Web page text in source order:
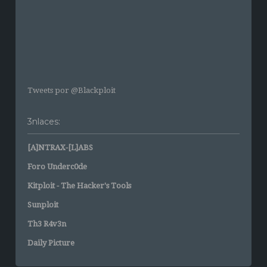
Tweets por @Blackploit
3nlaces:
[A]NTRAX-[L]ABS
Foro Underc0de
Kitploit - The Hacker's Tools
Sunploit
Th3 R4v3n
Daily Picture